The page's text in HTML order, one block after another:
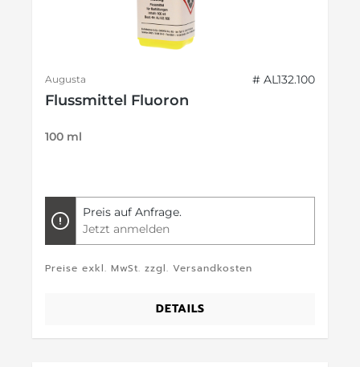
Augusta # AL132.100
Flussmittel Fluoron
100 ml
Preis auf Anfrage.
Jetzt anmelden
Preise exkl. MwSt. zzgl. Versandkosten
DETAILS